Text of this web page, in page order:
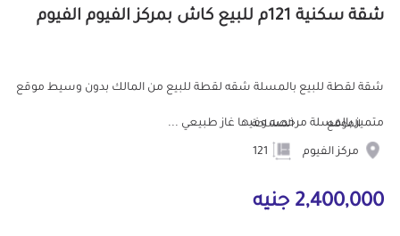
شقة سكنية 121م للبيع كاش بمركز الفيوم الفيوم
شقة لقطة للبيع بالمسلة شقه لقطة للبيع من المالك بدون وسيط موقع
متميز بالمسلة مرخصه وفيها غاز طبيعي ...
الموقع
مركز الفيوم
المساحة
2,400,000 جنيه